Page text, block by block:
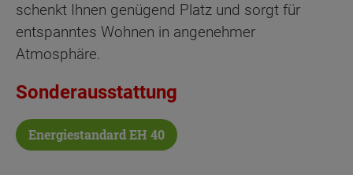
schenkt Ihnen genügend Platz und sorgt für
entspanntes Wohnen in angenehmer
Atmosphäre.
Sonderausstattung
Energiestandard EH 40